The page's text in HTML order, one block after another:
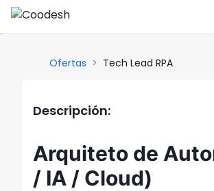
Ofertas > Tech Lead RPA
Descripción:
Arquiteto de
/ IA / Cloud)